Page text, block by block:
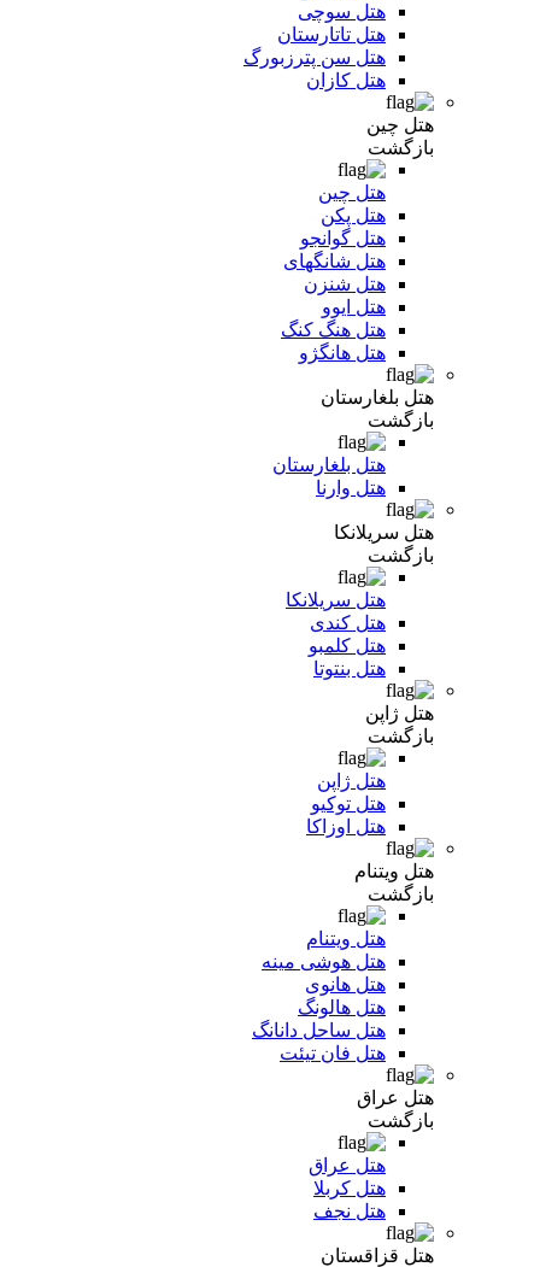
هتل سوچی
هتل تاتارستان
هتل سن پترزبورگ
هتل کازان
هتل چین
بازگشت
هتل چین
هتل پکن
هتل گوانجو
هتل شانگهای
هتل شنزن
هتل ایوو
هتل هنگ کنگ
هتل هانگژو
هتل بلغارستان
بازگشت
هتل بلغارستان
هتل وارنا
هتل سریلانکا
بازگشت
هتل سریلانکا
هتل کندی
هتل کلمبو
هتل بنتوتا
هتل ژاپن
بازگشت
هتل ژاپن
هتل توکیو
هتل اوزاکا
هتل ویتنام
بازگشت
هتل ویتنام
هتل هوشی مینه
هتل هانوی
هتل هالونگ
هتل ساحل دانانگ
هتل فان تیئت
هتل عراق
بازگشت
هتل عراق
هتل کربلا
هتل نجف
هتل قزاقستان